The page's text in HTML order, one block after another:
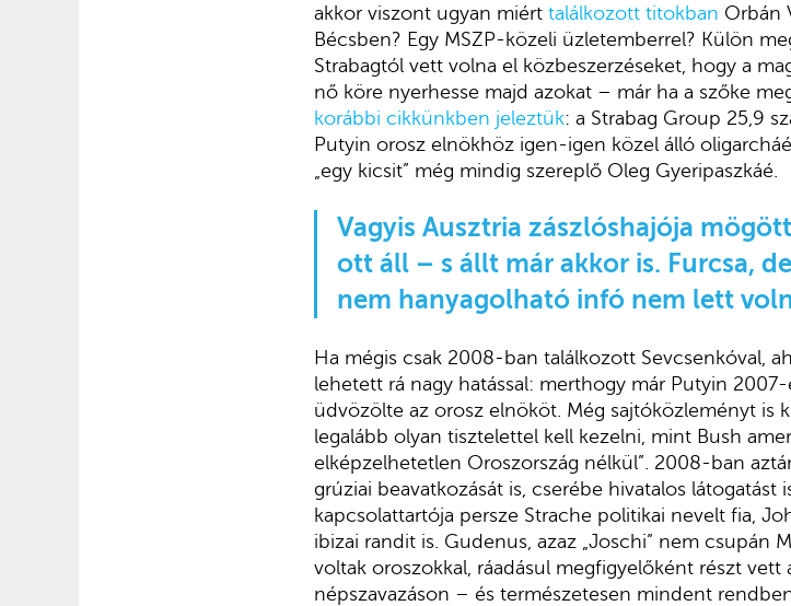
akkor viszont ugyan miért találkozott titokban Orbán
Bécsben? Egy MSZP-közeli üzletemberrel? Külön
Strabagtól vett volna el közbeszerzéseket, hogy a
nő köre nyerhesse majd azokat – már ha a szőke
korábbi cikkünkben jeleztük: a Strabag Group 25,9
Putyin orosz elnökhöz igen-igen közel álló
„egy kicsit” még mindig szereplő Oleg Gyeripaszkáé.
Vagyis Ausztria zászlóshajója
ott áll – s állt már akkor is. Furcsa,
nem hanyagolható infó nem lett
Ha mégis csak 2008-ban találkozott Sevcsenkóval,
lehetett rá nagy hatással: merthogy már Putyin
üdvözölte az orosz elnököt. Még sajtóközleményt is
legalább olyan tisztelettel kell kezelni, mint Bush
elképzelhetetlen Oroszország nélkül”. 2008-ban
grúziai beavatkozását is, cserébe hivatalos látogatást
kapcsolattartója persze Strache politikai nevelt fia,
ibizai randit is. Gudenus, azaz „Joschi” nem csupán
voltak oroszokkal, ráadásul megfigyelőként részt vett
népszavazáson – és természetesen mindent